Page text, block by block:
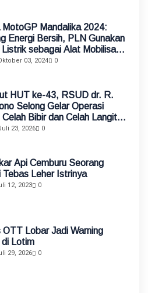
MotoGP Mandalika 2024:
Energi Bersih, PLN Gunakan
Listrik sebagai Alat Mobilisasi
03, 2024 0
HUT ke-43, RSUD dr. R.
Selong Gelar Operasi
Bibir dan Celah Langit-
23, 2026 0
Api Cemburu Seorang
Tebas Leher Istrinya
12, 2023 0
OTT Lobar Jadi Warning
di Lotim
29, 2026 0